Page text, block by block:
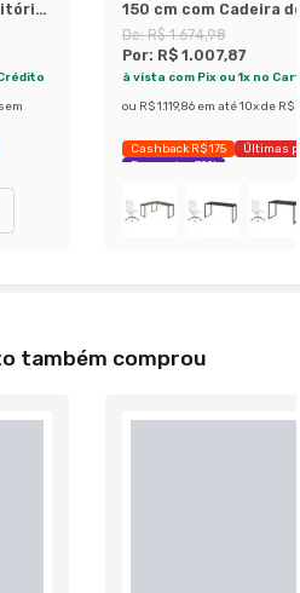
sem
150 cm com Cadeira
Secretária Giratória
Branca
De:R$ 1.674,98
Por: R$ 1.007,87
à vista com Pix ou 1x no
ou R$ 1.119,86 em até 10x de R$
Cashback R$ 175
Últimas
Economize 39%
também comprou